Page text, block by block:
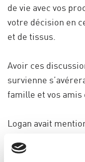
de vie avec vos
votre décision en
et de tissus.
Avoir ces
survienne
famille et vos amis
Logan avait
arrivait. Être au